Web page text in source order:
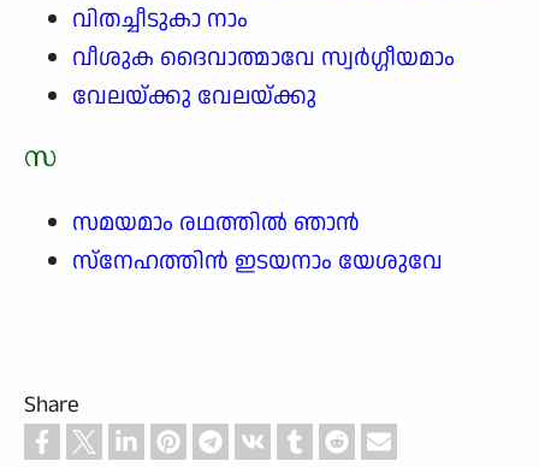
വിതച്ചീടുകാ നാം
വീശുക ദൈവാത്മാവേ സ്വർഗ്ഗീയമാം
വേലയ്ക്കു വേലയ്ക്കു
സ
സമയമാം രഥത്തിൽ ഞാൻ
സ്നേഹത്തിൻ ഇടയനാം യേശുവേ
Share